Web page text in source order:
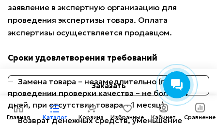
Заказать
заявление в экспертную организацию для
проведения экспертизы товара. Оплата
экспертизы осуществляется продавцом.
Сроки удовлетворения требований
Замена товара – незамедлительно (при
проведении проверки качества – не более 14
дней, при отсутствии товара – 1 месяц).
Возврат денежных средств, уменьшение
Главная Каталог Корзина Избранные Кабинет Сравнение